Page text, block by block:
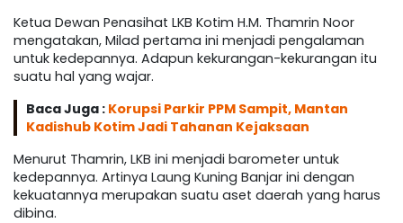
Ketua Dewan Penasihat LKB Kotim H.M. Thamrin Noor
mengatakan, Milad pertama ini menjadi pengalaman
untuk kedepannya. Adapun kekurangan-kekurangan itu
suatu hal yang wajar.
Baca Juga : Korupsi Parkir PPM Sampit, Mantan
Kadishub Kotim Jadi Tahanan Kejaksaan
Menurut Thamrin, LKB ini menjadi barometer untuk
kedepannya. Artinya Laung Kuning Banjar ini dengan
kekuatannya merupakan suatu aset daerah yang harus
dibina.